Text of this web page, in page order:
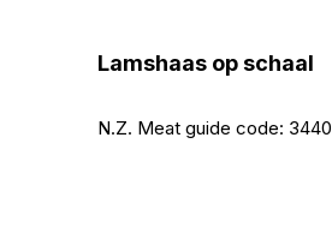
Lamshaas op schaal
N.Z. Meat guide code: 3440